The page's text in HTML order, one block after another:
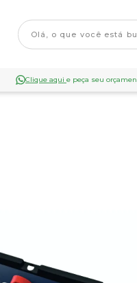
Clique aqui e peça seu